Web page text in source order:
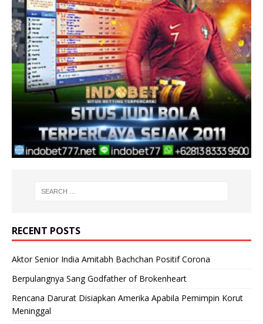
RECENT POSTS
Aktor Senior India Amitabh Bachchan Positif Corona
Berpulangnya Sang Godfather of Brokenheart
Rencana Darurat Disiapkan Amerika Apabila Pemimpin Korut
Meninggal